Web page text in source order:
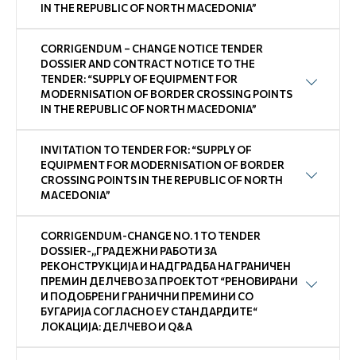
IN THE REPUBLIC OF NORTH MACEDONIA”
CORRIGENDUM – CHANGE NOTICE TENDER
DOSSIER AND CONTRACT NOTICE TO THE
TENDER: “SUPPLY OF EQUIPMENT FOR
MODERNISATION OF BORDER CROSSING POINTS
IN THE REPUBLIC OF NORTH MACEDONIA”
INVITATION TO TENDER FOR: “SUPPLY OF
EQUIPMENT FOR MODERNISATION OF BORDER
CROSSING POINTS IN THE REPUBLIC OF NORTH
MACEDONIA”
CORRIGENDUM-CHANGE NO. 1 TO TENDER
DOSSIER-,,ГРАДЕЖНИ РАБОТИ ЗА
РЕКОНСТРУКЦИЈА И НАДГРАДБА НА ГРАНИЧЕН
ПРЕМИН ДЕЛЧЕВО ЗА ПРОЕКТОТ “РЕНОВИРАНИ
И ПОДОБРЕНИ ГРАНИЧНИ ПРЕМИНИ СО
БУГАРИЈА СОГЛАСНО ЕУ СТАНДАРДИТЕ“
ЛОКАЦИЈА: ДЕЛЧЕВО И Q&А